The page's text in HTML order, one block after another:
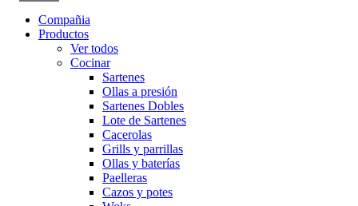
Compañia
Productos
Ver todos
Cocinar
Sartenes
Ollas a presión
Sartenes Dobles
Lote de Sartenes
Cacerolas
Grills y parrillas
Ollas y baterías
Paelleras
Cazos y potes